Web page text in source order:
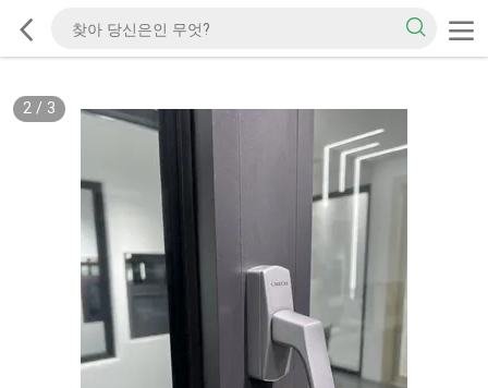
2/ 3